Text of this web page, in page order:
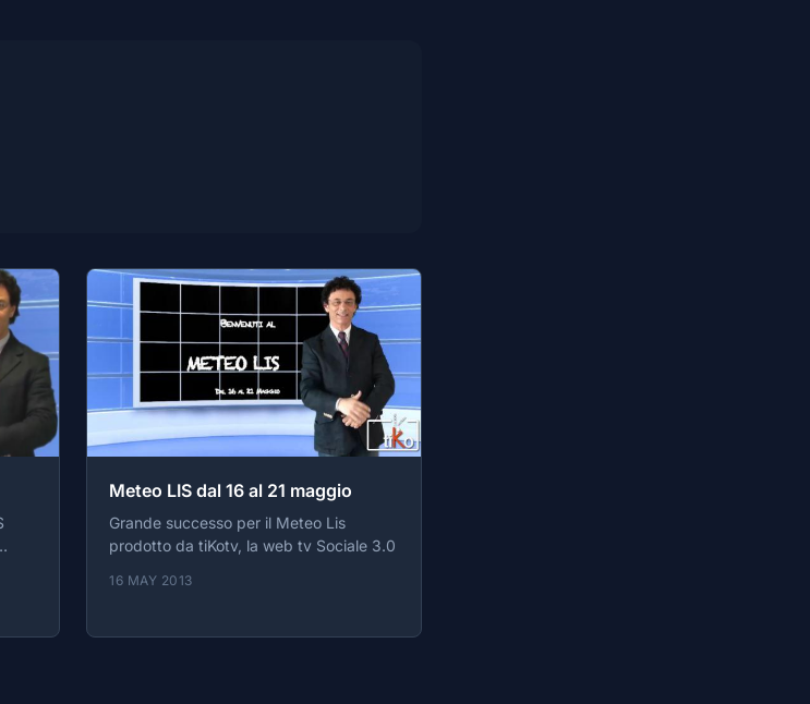
Meteo LIS dal 16 al 21 maggio
Grande successo per il Meteo Lis
prodotto da tiKotv, la web tv Sociale 3.0
16 MAY 2013